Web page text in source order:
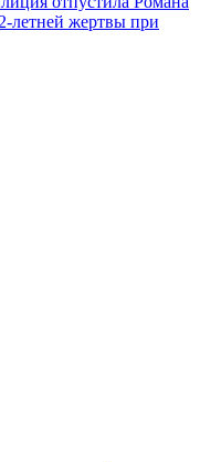
летней жертвы при